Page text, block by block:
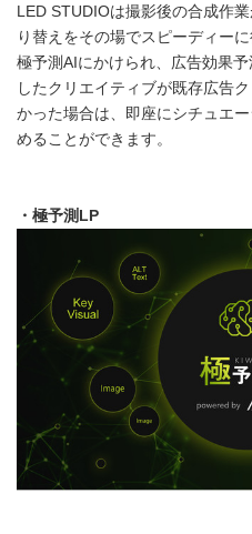
LED STUDIOは撮影後の合成作
り替えをその場でスピーディー
極予測AIにかけられ、広告効果
したクリエイティブが既存広告
かった場合は、即座にシチュエ
めることができます。
・極予測 LP